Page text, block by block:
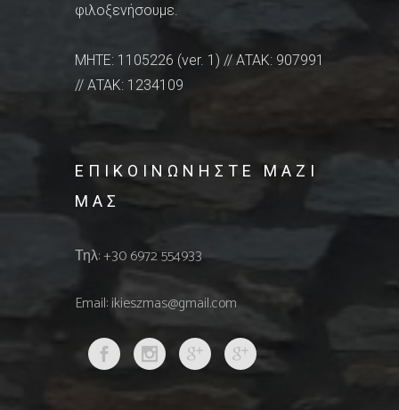
φιλοξενήσουμε.
MHTE: 1105226 (ver. 1) // ΑΤΑΚ: 907991
// ΑΤΑΚ: 1234109
ΕΠΙΚΟΙΝΩΝΗΣΤΕ ΜΑΖΙ
ΜΑΣ
Τηλ: +30 6972 554933
Email: ikieszmas@gmail.com